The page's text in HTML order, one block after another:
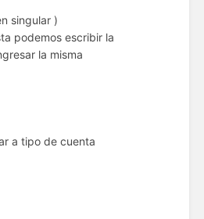
singular )
podemos escribir la
la misma
a tipo de cuenta